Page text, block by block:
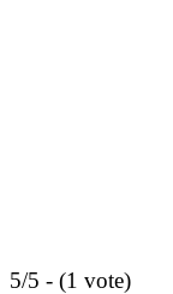
5/5 - (1 vote)